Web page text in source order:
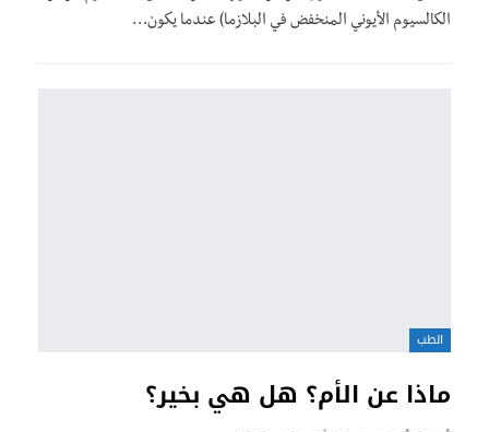
الكالسيوم الأيوني المنخفض في البلازما) عندما يكون…
الطب
ماذا عن الأم؟ هل هي بخير؟